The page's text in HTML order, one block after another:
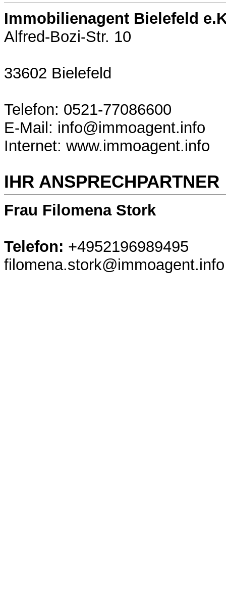
Immobilienagent Bielefeld
Alfred-Bozi-Str. 10
33602 Bielefeld
Telefon: 0521-77086600
E-Mail: info@immoagent.info
Internet: www.immoagent.info
IHR ANSPRECHPARTNER
Frau Filomena Stork
Telefon: +4952196989495
filomena.stork@immoagent.info